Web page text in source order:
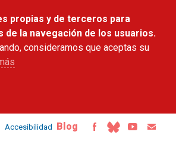
contenido
principal
propias y de terceros para
de la navegación de los usuarios.
consideramos que aceptas su
Accesibilidad Blog